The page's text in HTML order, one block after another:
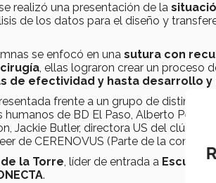
realizó una presentación de la
de los datos para el diseño y
se enfocó en una sutura con
, ellas lograron crear un proceso
de efectividad y hasta desarrollo
frente a un grupo de distintos
humanos de BD El Paso, Alberto
Jackie Butler, directora US del clúster
de CERENOVUS (Parte de la
de la Torre, líder de entrada a Escuela
.